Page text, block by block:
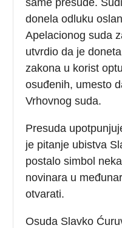
donela odluku
Apelacionog suda
utvrdio da je
zakona u korist
osuđenih, umesto
Vrhovnog suda.
Presuda
je pitanje ubistva
postalo simbol
novinara u
otvarati.
Osuda Slavko